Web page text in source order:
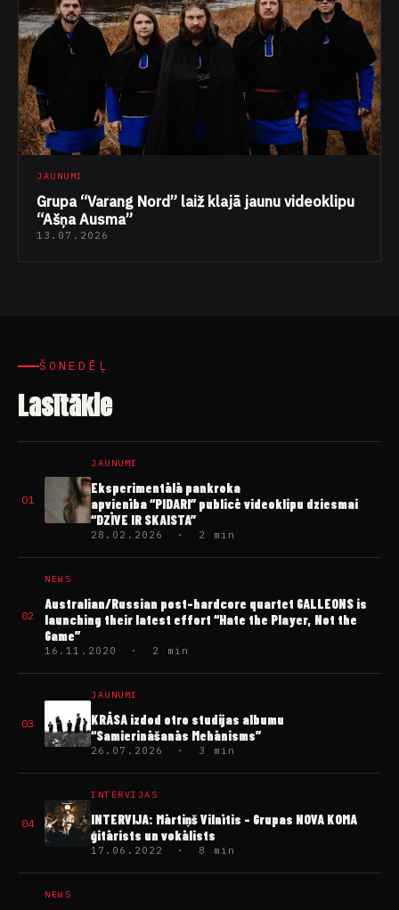
JAUNUMI
Grupa “Varang Nord” laiž klajā jaunu videoklipu
“Ašņa Ausma”
13.07.2026
ŠONEDĒĻ
Lasītākie
01
JAUNUMI
Eksperimentālā pankroka
apvienība “PIDARI” publicē videoklipu dziesmai
“DZĪVE IR SKAISTA”
28.02.2026 · 2 min
02
NEWS
Australian/Russian post-hardcore quartet GALLEONS is
launching their latest effort “Hate the Player, Not the
Game”
16.11.2020 · 2 min
03
JAUNUMI
KRĀSA izdod otro studijas albumu
“Samierināšanās Mehānisms”
26.07.2026 · 3 min
04
INTERVIJAS
INTERVIJA: Mārtiņš Vilnītis – Grupas NOVA KOMA
ģitārists un vokālists
17.06.2022 · 8 min
NEWS